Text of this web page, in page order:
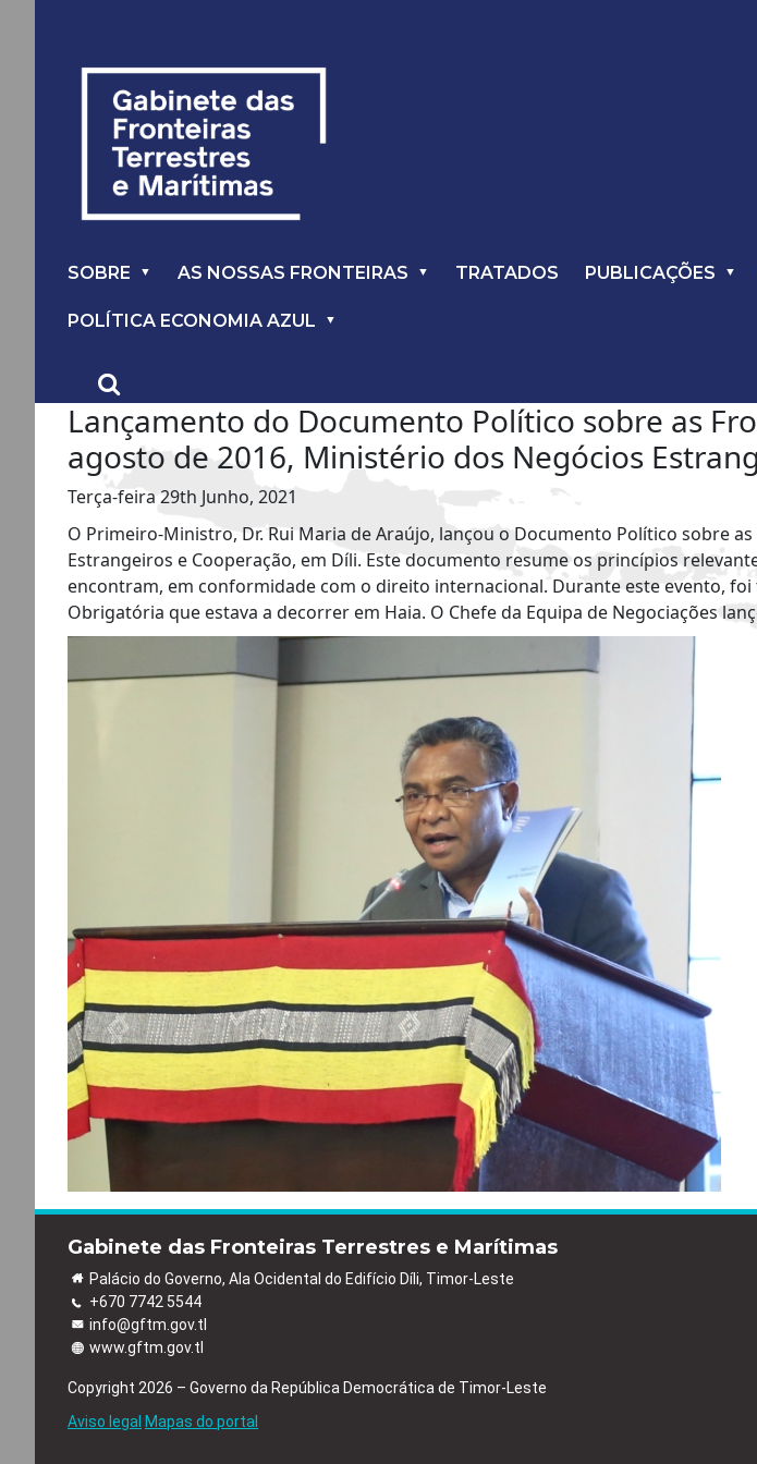
SOBRE AS NOSSAS FRONTEIRAS TRATADOS PUBLICAÇÕES
POLÍTICA ECONOMIA AZUL
Lançamento do Documento Político sobre as
agosto de 2016, Ministério dos Negócios
Terça-feira 29th Junho, 2021
O Primeiro-Ministro, Dr. Rui Maria de Araújo, lançou o Documento Político sobre
Estrangeiros e Cooperação, em Díli. Este documento resume os princípios
encontram, em conformidade com o direito internacional. Durante este evento,
Obrigatória que estava a decorrer em Haia. O Chefe da Equipa de Negociações
Gabinete das Fronteiras Terrestres e Marítimas
Palácio do Governo, Ala Ocidental do Edifício Díli, Timor-Leste
+670 7742 5544
info@gftm.gov.tl
www.gftm.gov.tl
Copyright 2026 – Governo da República Democrática de Timor-Leste
Aviso legal Mapas do portal